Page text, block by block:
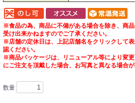
※食品の為、商品に不備がある場合を除き、商
受け出来かねますのでご了承ください。
※店舗の定休日は、上記店舗名をクリックして
認ください。
※商品パッケージは、リニューアル等により変
にご注文を頂戴した場合、お写真と異なる場合
数量